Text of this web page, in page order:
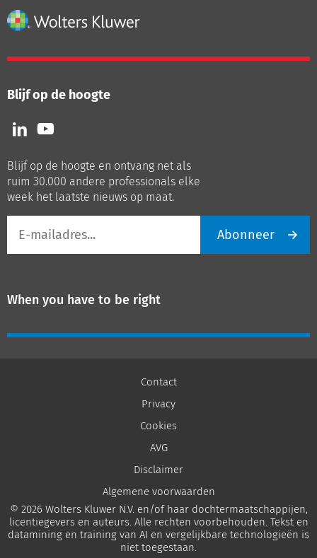
Blijf op de hoogte
Volg
ons
LinkedIn
Volg
ons
Youtube
Blijf op de hoogte en ontvang net als
ruim 30.000 andere professionals elke
week het laatste nieuws op maat.
mailadres
Abonneer
When you have to be right
Contact
Privacy
Cookies
AVG
Disclaimer
Algemene voorwaarden
© 2026 Wolters Kluwer N.V. en/of haar dochtermaatschappijen,
licentiegevers en auteurs. Alle rechten voorbehouden. Tekst en
datamining en training van AI en vergelijkbare technologieën is
niet toegestaan.